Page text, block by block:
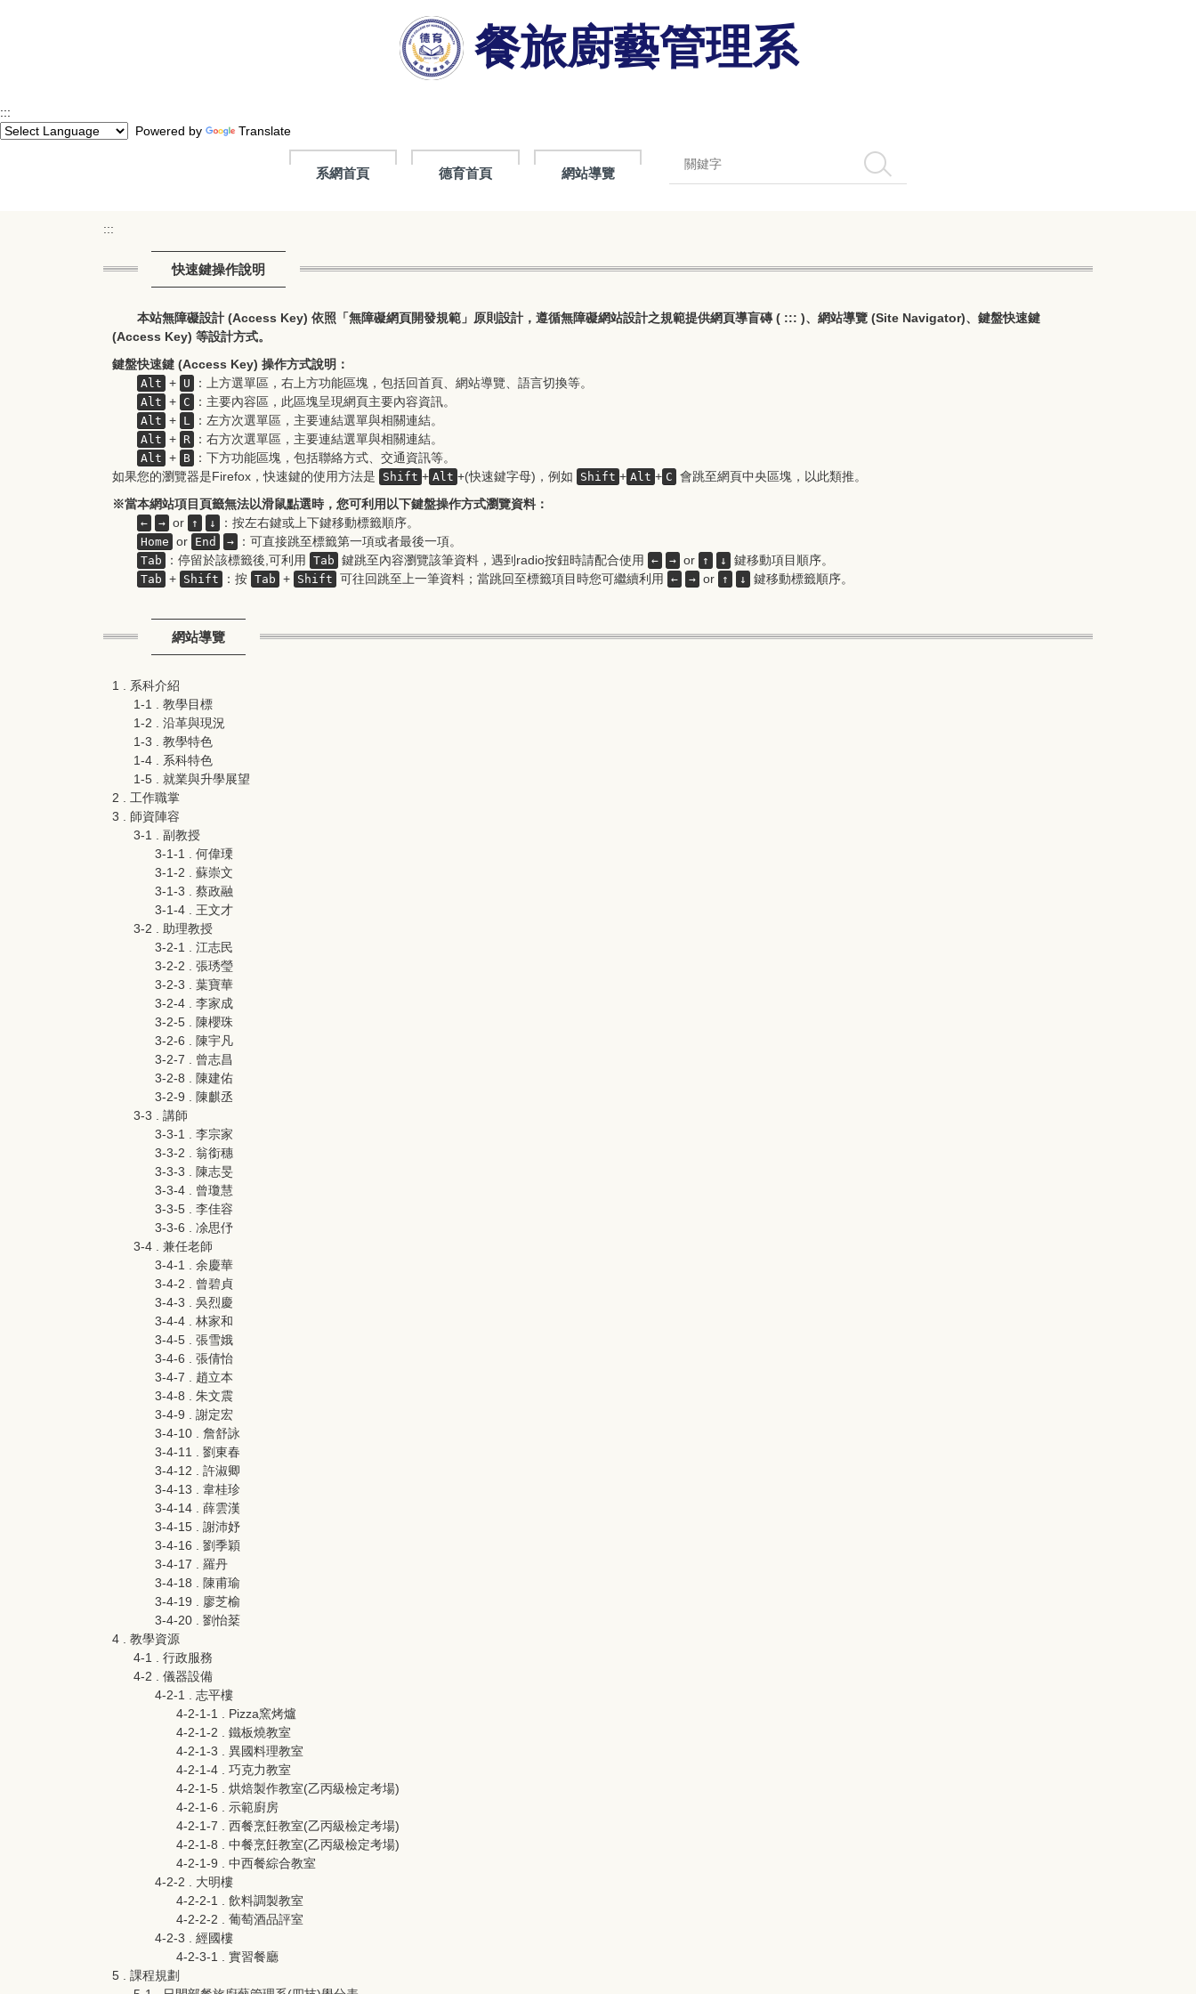
區
餐旅廚藝管理系
:::
Powered by
Translate
系網首頁 德育首頁 網站導覽
搜尋
:::
快速鍵操作說明
本站無障礙設計 (Access Key) 依照「無障礙網頁開發規範」原則設計，遵循無障礙網站設計之規範提供網頁導盲磚 ( ::: )、網站導覽 (Site Navigator)、鍵盤快速鍵
(Access Key) 等設計方式。
鍵盤快速鍵 (Access Key) 操作方式說明：
Alt + U ：上方選單區，右上方功能區塊，包括回首頁、網站導覽、語言切換等。
Alt + C ：主要內容區，此區塊呈現網頁主要內容資訊。
Alt + L ：左方次選單區，主要連結選單與相關連結。
Alt + R ：右方次選單區，主要連結選單與相關連結。
Alt + B
：下方功能區塊，包括聯絡方式、交通資訊等。
如果您的瀏覽器是Firefox，快速鍵的使用方法是
Shift + Alt +(快速鍵字母)，例如 Shift + Alt + C 會跳至網頁中央區塊，以此類推。
※當本網站項目頁籤無法以滑鼠點選時，您可利用以下鍵盤操作方式瀏覽資料：
← → or ↑ ↓ ：按左右鍵或上下鍵移動標籤順序。
Home or End → ：可直接跳至標籤第一項或者最後一項。
Tab ：停留於該標籤後,可利用 Tab 鍵跳至內容瀏覽該筆資料，遇到radio按鈕時請配合使用 ← → or ↑ ↓ 鍵移動項目順序。
Tab + Shift ：按 Tab + Shift 可往回跳至上一筆資料；當跳回至標籤項目時您可繼續利用 ← → or ↑ ↓ 鍵移動標籤順序。
網站導覽
1 . 系科介紹
1-1 . 教學目標
1-2 . 沿革與現況
1-3 . 教學特色
1-4 . 系科特色
1-5 . 就業與升學展望
2 . 工作職掌
3 . 師資陣容
3-1 . 副教授
3-1-1 . 何偉瑮
3-1-2 . 蘇崇文
3-1-3 . 蔡政融
3-1-4 . 王文才
3-2 . 助理教授
3-2-1 . 江志民
3-2-2 . 張琇瑩
3-2-3 . 葉寶華
3-2-4 . 李家成
3-2-5 . 陳櫻珠
3-2-6 . 陳宇凡
3-2-7 . 曾志昌
3-2-8 . 陳建佑
3-2-9 . 陳麒丞
3-3 . 講師
3-3-1 . 李宗家
3-3-2 . 翁銜穗
3-3-3 . 陳志旻
3-3-4 . 曾瓊慧
3-3-5 . 李佳容
3-3-6 . 凃思伃
3-4 . 兼任老師
3-4-1 . 余慶華
3-4-2 . 曾碧貞
3-4-3 . 吳烈慶
3-4-4 . 林家和
3-4-5 . 張雪娥
3-4-6 . 張倩怡
3-4-7 . 趙立本
3-4-8 . 朱文震
3-4-9 . 謝定宏
3-4-10 . 詹舒詠
3-4-11 . 劉東春
3-4-12 . 許淑卿
3-4-13 . 韋桂珍
3-4-14 . 薛雲漢
3-4-15 . 謝沛妤
3-4-16 . 劉季穎
3-4-17 . 羅丹
3-4-18 . 陳甫瑜
3-4-19 . 廖芝榆
3-4-20 . 劉怡棻
4 . 教學資源
4-1 . 行政服務
4-2 . 儀器設備
4-2-1 . 志平樓
4-2-1-1 . Pizza窯烤爐
4-2-1-2 . 鐵板燒教室
4-2-1-3 . 異國料理教室
4-2-1-4 . 巧克力教室
4-2-1-5 . 烘焙製作教室(乙丙級檢定考場)
4-2-1-6 . 示範廚房
4-2-1-7 . 西餐烹飪教室(乙丙級檢定考場)
4-2-1-8 . 中餐烹飪教室(乙丙級檢定考場)
4-2-1-9 . 中西餐綜合教室
4-2-2 . 大明樓
4-2-2-1 . 飲料調製教室
4-2-2-2 . 葡萄酒品評室
4-2-3 . 經國樓
4-2-3-1 . 實習餐廳
5 . 課程規劃